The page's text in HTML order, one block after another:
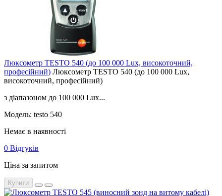
Люксометр TESTO 540 (до 100 000 Lux, високоточний,
професійний) Люксометр TESTO 540 (до 100 000 Lux,
високоточний, професійний)
з діапазоном до 100 000 Lux...
Модель: testo 540
Немає в наявності
0 Відгуків
Ціна за запитом
Купити